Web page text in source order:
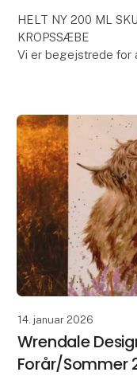
HELT NY 200 ML
KROPSSÆBE
Vi er begejstrede for
14. januar 2026
Wrendale
Forår/Sommer